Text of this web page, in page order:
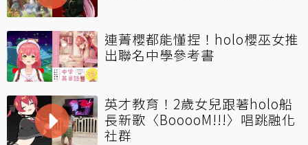
連菁櫻都能懂捏！holo櫻巫女推
出聯名中學參考書
英才教育！2歲女兒跟著holo船
長新歌〈BooooM!!!〉唱跳融化
社群